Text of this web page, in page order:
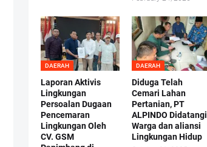
DAERAH
Laporan Aktivis
Lingkungan
Persoalan Dugaan
Pencemaran
Lingkungan Oleh
CV. GSM
DAERAH
Diduga Telah
Cemari Lahan
Pertanian, PT
ALPINDO Didatangi
Warga dan aliansi
Lingkungan Hidup